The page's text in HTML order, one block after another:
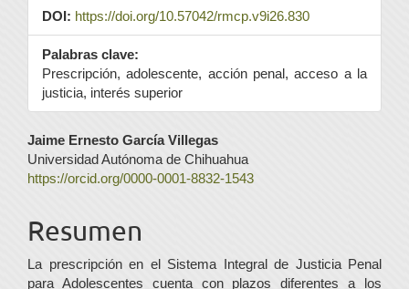
DOI: https://doi.org/10.57042/rmcp.v9i26.830
Palabras clave:
Prescripción, adolescente, acción penal, acceso a la
justicia, interés superior
Contenido
principal
artículo
Jaime Ernesto García Villegas
Universidad Autónoma de Chihuahua
https://orcid.org/0000-0001-8832-1543
Resumen
La prescripción en el Sistema Integral de Justicia Penal
para Adolescentes cuenta con plazos diferentes a los